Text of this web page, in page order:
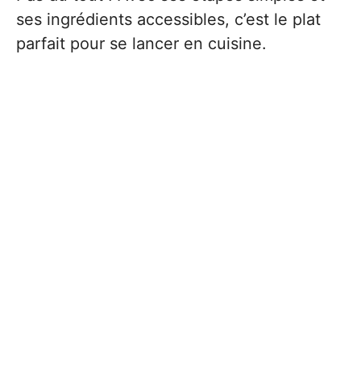
ses ingrédients accessibles, c’est le plat
parfait pour se lancer en cuisine.